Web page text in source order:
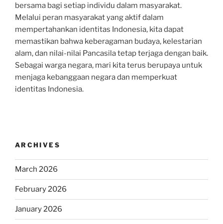
bersama bagi setiap individu dalam masyarakat.
Melalui peran masyarakat yang aktif dalam
mempertahankan identitas Indonesia, kita dapat
memastikan bahwa keberagaman budaya, kelestarian
alam, dan nilai-nilai Pancasila tetap terjaga dengan baik.
Sebagai warga negara, mari kita terus berupaya untuk
menjaga kebanggaan negara dan memperkuat
identitas Indonesia.
ARCHIVES
March 2026
February 2026
January 2026